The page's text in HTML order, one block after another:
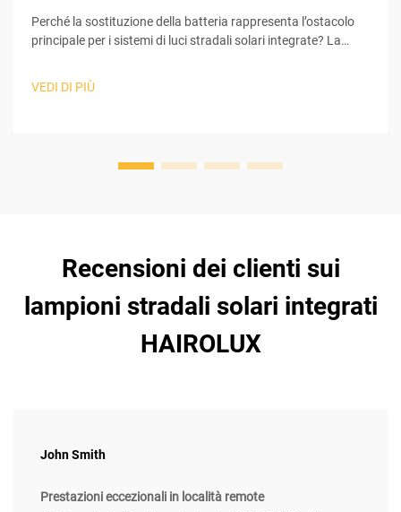
Perché la sostituzione della batteria rappresenta l’ostacolo
principale per i sistemi di luci stradali solari integrate? La
nell’intero sistema di luci stradali solari integrate. I sistemi di
VEDI DI PIÙ
Recensioni dei clienti sui
lampioni stradali solari integrati
HAIROLUX
John Smith
Prestazioni eccezionali in località remote